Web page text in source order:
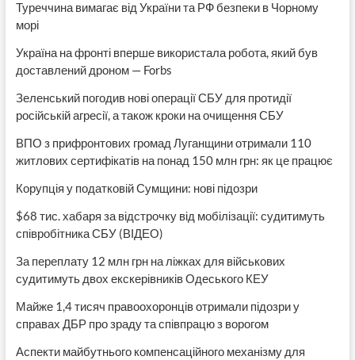
Туреччина вимагає від України та РФ безпеки в Чорному
морі
Україна на фронті вперше використала робота, який був
доставлений дроном — Forbs
Зеленський погодив нові операції СБУ для протидії
російській агресії, а також кроки на очищення СБУ
ВПО з прифронтових громад Луганщини отримали 110
житлових сертифікатів на понад 150 млн грн: як це працює
Корупція у податковій Сумщини: нові підозри
$68 тис. хабаря за відстрочку від мобілізації: судитимуть
співробітника СБУ (ВІДЕО)
За переплату 12 млн грн на ліжках для військових
судитимуть двох екскерівників Одеського КЕУ
Майже 1,4 тисяч правоохоронців отримали підозри у
справах ДБР про зраду та співпрацю з ворогом
Аспекти майбутнього компенсаційного механізму для